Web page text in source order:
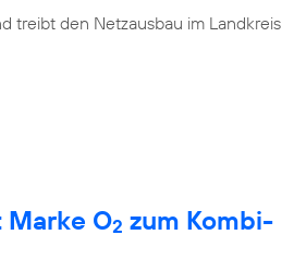
treibt den Netzausbau im Landkreis
O2 zum Kombi-